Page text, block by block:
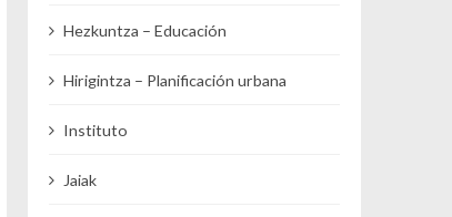
Hezkuntza – Educación
Hirigintza – Planificación urbana
Instituto
Jaiak